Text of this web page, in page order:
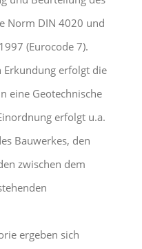
Norm DIN 4020 und
(Eurocode 7).
Erkundung erfolgt die
eine Geotechnische
erfolgt u.a.
Bauwerkes, den
zwischen dem
ergeben sich